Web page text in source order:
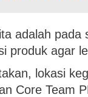
adalah
produk agar
lokasi
Core Team